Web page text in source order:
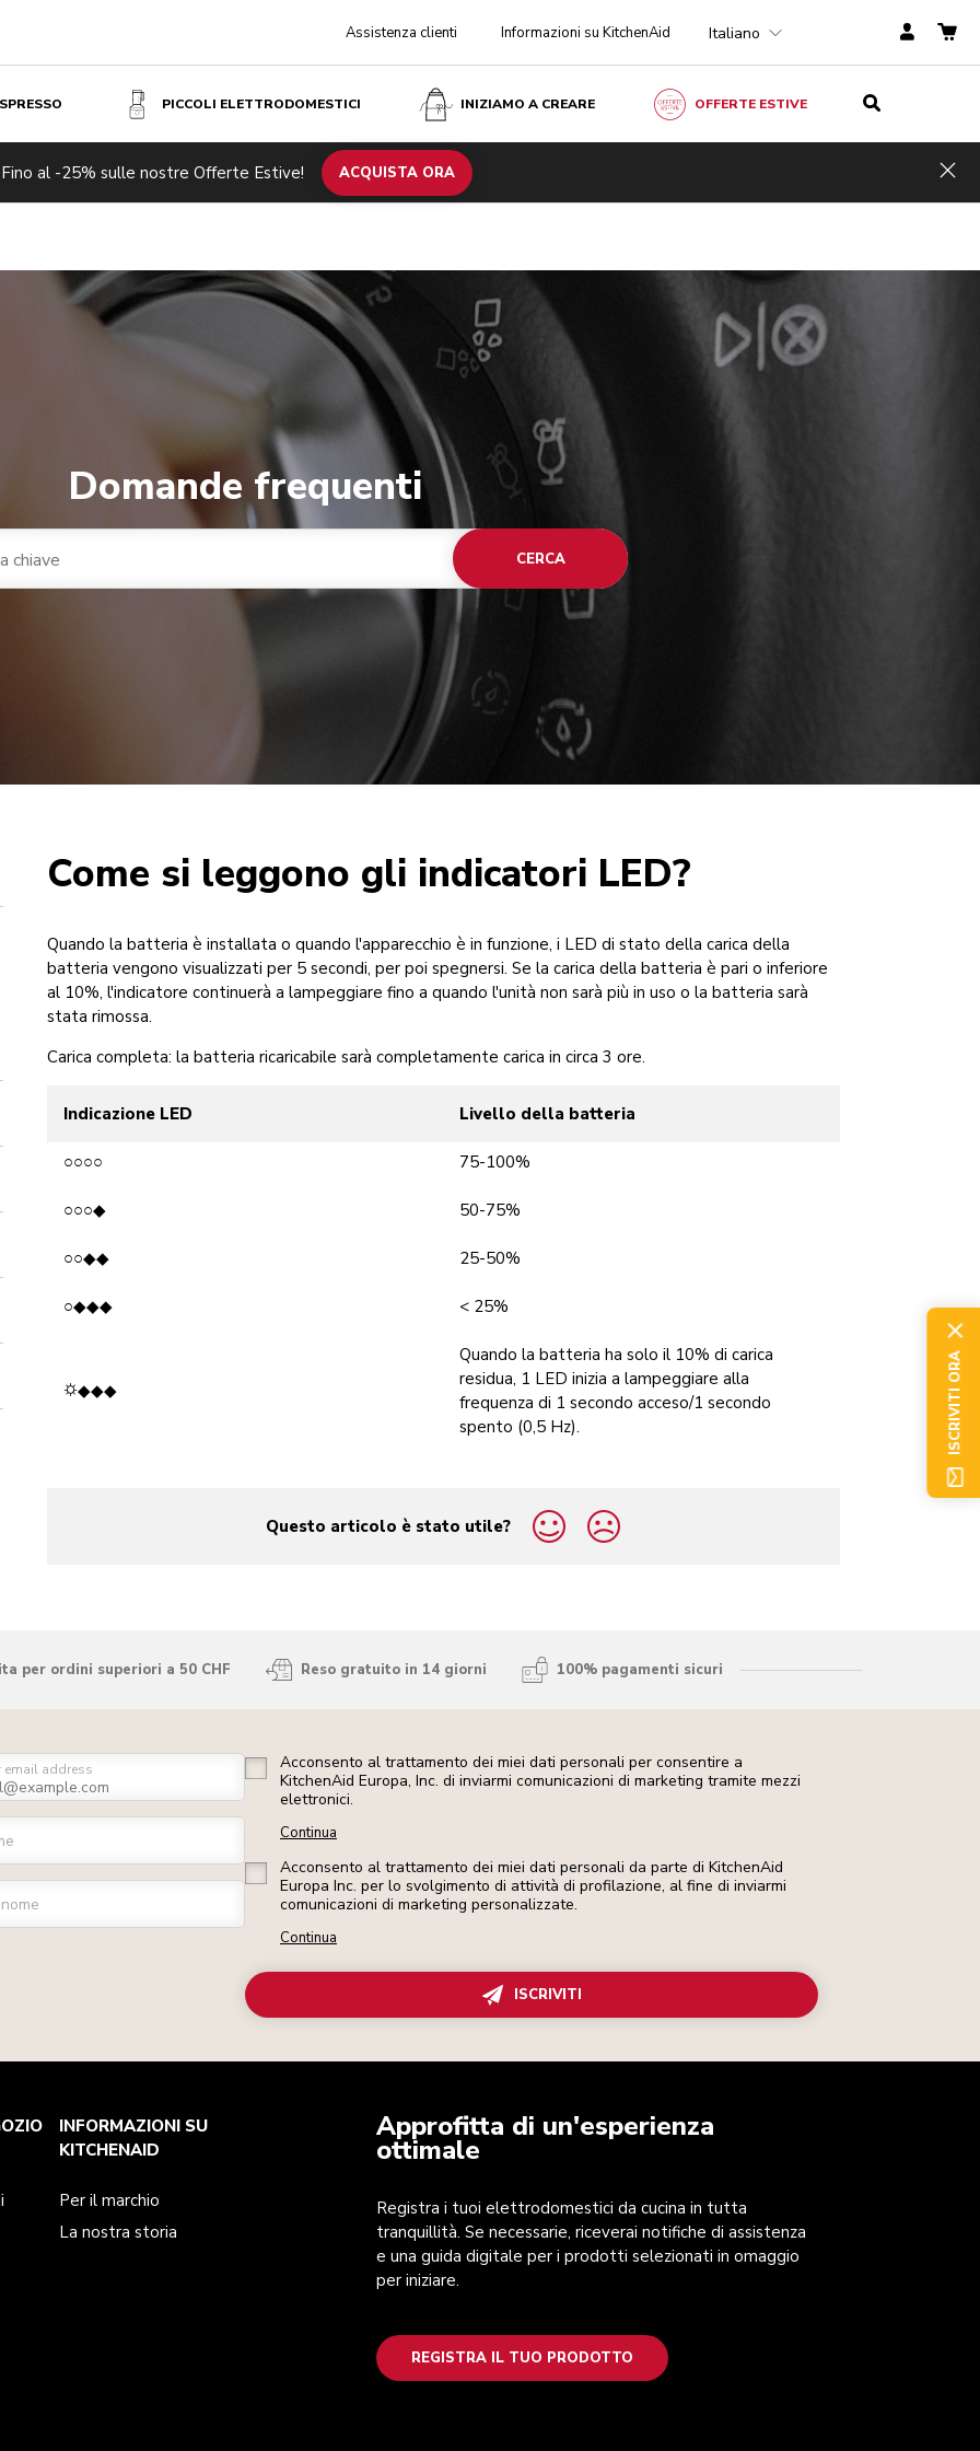
Assistenza clienti Informazioni su KitchenAid Italiano
PICCOLI ELETTRODOMESTICI INIZIAMO A CREARE OFFERTE ESTIVE
Fino al -25% sulle nostre Offerte Estive! ACQUISTA ORA
Domande frequenti
CERCA
Come si leggono gli indicatori LED?
Quando la batteria è installata o quando l'apparecchio è in funzione, i LED di stato della carica della
batteria vengono visualizzati per 5 secondi, per poi spegnersi. Se la carica della batteria è pari o inferiore
al 10%, l'indicatore continuerà a lampeggiare fino a quando l'unità non sarà più in uso o la batteria sarà
stata rimossa.
Carica completa: la batteria ricaricabile sarà completamente carica in circa 3 ore.
Indicazione LED Livello della batteria
○○○○ 75-100%
○○○◆ 50-75%
○○◆◆ 25-50%
○◆◆◆ < 25%
⛭◆◆◆
Quando la batteria ha solo il 10% di carica
residua, 1 LED inizia a lampeggiare alla
frequenza di 1 secondo acceso/1 secondo
spento (0,5 Hz).
Questo articolo è stato utile?
yes
no
integrato
per ordini superiori a 50 CHF Reso gratuito in 14 giorni 100% pagamenti sicuri
email address
Acconsento al trattamento dei miei dati personali per consentire a
KitchenAid Europa, Inc. di inviarmi comunicazioni di marketing tramite mezzi
elettronici.
Continua
Acconsento al trattamento dei miei dati personali da parte di KitchenAid
Europa Inc. per lo svolgimento di attività di profilazione, al fine di inviarmi
comunicazioni di marketing personalizzate.
Continua
ISCRIVITI
Approfitta di un'esperienza
ottimale
Registra i tuoi elettrodomestici da cucina in tutta
tranquillità. Se necessarie, riceverai notifiche di assistenza
e una guida digitale per i prodotti selezionati in omaggio
per iniziare.
REGISTRA IL TUO PRODOTTO
INFORMAZIONI SU
KITCHENAID
Per il marchio
La nostra storia
ISCRIVITI ORA